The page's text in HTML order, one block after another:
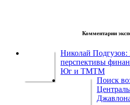
Комментарии
Николай
перспективы
Юг и ТМТМ
Поиск